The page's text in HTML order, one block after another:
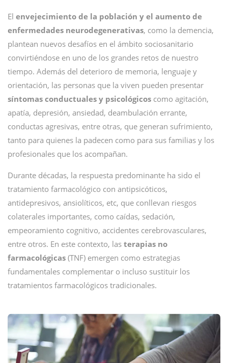
El envejecimiento de la población y el aumento de
enfermedades neurodegenerativas, como la demencia,
plantean nuevos desafíos en el ámbito sociosanitario
convirtiéndose en uno de los grandes retos de nuestro
tiempo. Además del deterioro de memoria, lenguaje y
orientación, las personas que la viven pueden presentar
síntomas conductuales y psicológicos como agitación,
apatía, depresión, ansiedad, deambulación errante,
conductas agresivas, entre otras, que generan sufrimiento,
tanto para quienes la padecen como para sus familias y los
profesionales que los acompañan.
Durante décadas, la respuesta predominante ha sido el
tratamiento farmacológico con antipsicóticos,
antidepresivos, ansiolíticos, etc, que conllevan riesgos
colaterales importantes, como caídas, sedación,
empeoramiento cognitivo, accidentes cerebrovasculares,
entre otros. En este contexto, las terapias no
farmacológicas (TNF) emergen como estrategias
fundamentales complementar o incluso sustituir los
tratamientos farmacológicos tradicionales.